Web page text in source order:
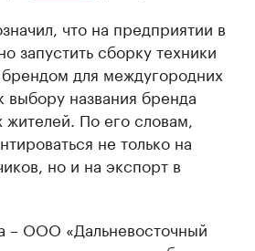
что на предприятии в
запустить сборку техники
для междугородних
названия бренда
жителей. По его словам,
не только на
но и на экспорт в
– ООО «Дальневосточный